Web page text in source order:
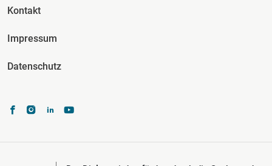
Kontakt
Impressum
Datenschutz